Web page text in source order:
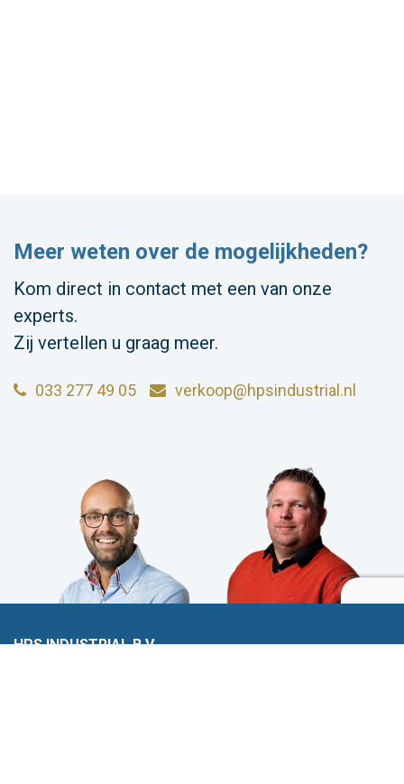
Meer weten over de mogelijkheden?
Kom direct in contact met een van onze
experts.
Zij vertellen u graag meer.
033 277 49 05 verkoop@hpsindustrial.nl
HPS INDUSTRIAL B.V.